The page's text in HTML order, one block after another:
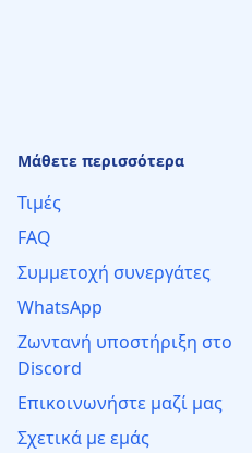
Μάθετε περισσότερα
Τιμές
FAQ
Συμμετοχή συνεργάτες
WhatsApp
Ζωντανή υποστήριξη στο
Discord
Επικοινωνήστε μαζί μας
Σχετικά με εμάς